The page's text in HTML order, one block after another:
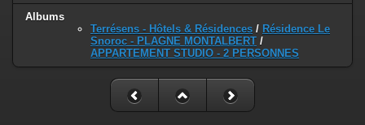
Albums
Terrésens - Hôtels & Résidences / Résidence Le
Snoroc - PLAGNE MONTALBERT /
APPARTEMENT STUDIO - 2 PERSONNES